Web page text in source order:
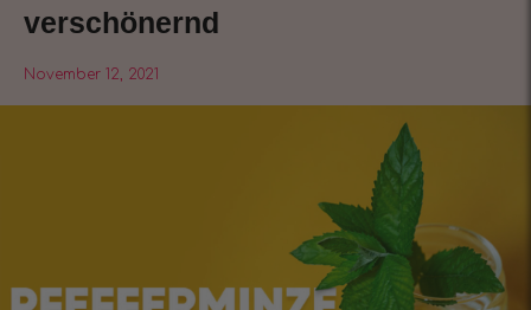
verschönernd
November 12, 2021